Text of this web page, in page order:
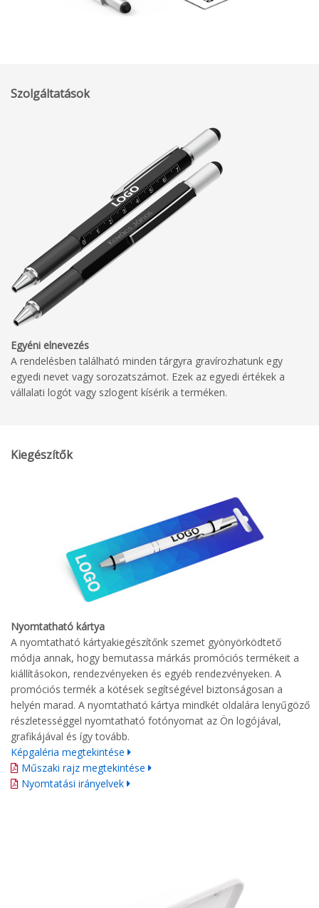
Szolgáltatások
Egyéni elnevezés
A rendelésben található minden tárgyra gravírozhatunk egy
egyedi nevet vagy sorozatszámot. Ezek az egyedi értékek a
vállalati logót vagy szlogent kísérik a terméken.
Kiegészítők
Nyomtatható kártya
A nyomtatható kártyakiegészítőnk szemet gyönyörködtető
módja annak, hogy bemutassa márkás promóciós termékeit a
kiállításokon, rendezvényeken és egyéb rendezvényeken. A
promóciós termék a kötések segítségével biztonságosan a
helyén marad. A nyomtatható kártya mindkét oldalára lenyűgöző
részletességgel nyomtatható fotónyomat az Ön logójával,
grafikájával és így tovább.
Képgaléria megtekintése
Műszaki rajz megtekintése
Nyomtatási irányelvek